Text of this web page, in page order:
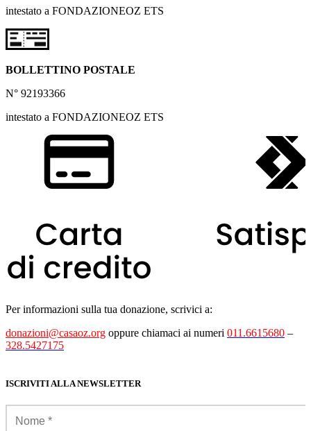
intestato a FONDAZIONEOZ ETS
BOLLETTINO POSTALE
N° 92193366
intestato a FONDAZIONEOZ ETS
Per informazioni sulla tua donazione, scrivici a:
donazioni@casaoz.org oppure chiamaci ai numeri 011.6615680 –
328.5427175
ISCRIVITI ALLA NEWSLETTER